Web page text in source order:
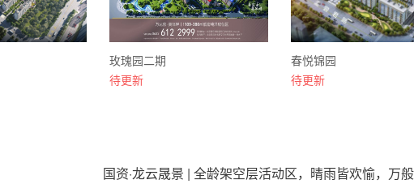
玫瑰园二期
待更新
春悦锦园
待更新
国资·龙云晟景 | 全龄架空层活动区，晴雨皆欢愉，万